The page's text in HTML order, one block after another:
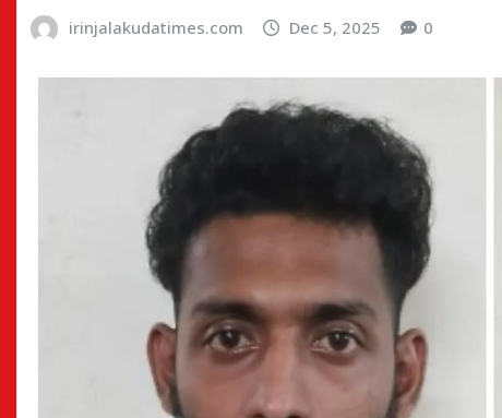
irinjalakudatimes.com Dec 5, 2025 0